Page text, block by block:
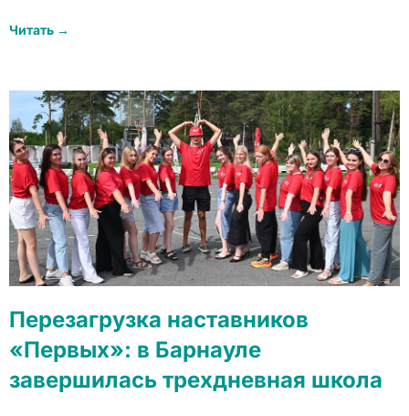
Читать →
Перезагрузка наставников
«Первых»: в Барнауле
завершилась трехдневная школа